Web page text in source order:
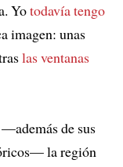
Yotodavía tengo
imagen: unas
las ventanas
de sus
la región